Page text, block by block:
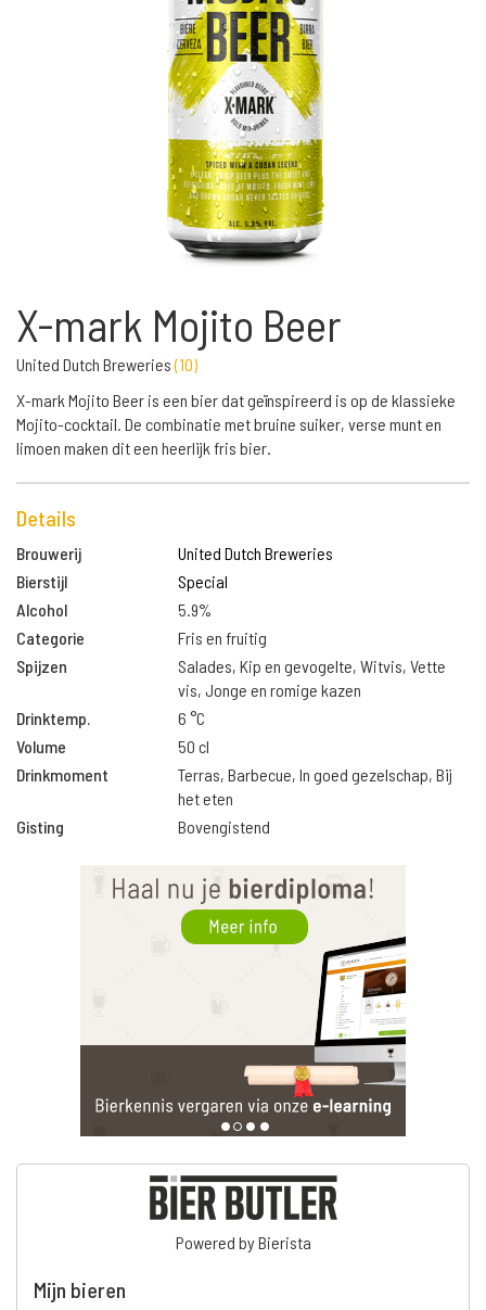
X-mark Mojito Beer
United Dutch Breweries(10)
X-mark Mojito Beer is een bier dat geïnspireerd is op de klassieke
Mojito-cocktail. De combinatie met bruine suiker, verse munt en
limoen maken dit een heerlijk fris bier.
Details
Brouwerij
United Dutch Breweries
Bierstijl
Special
Alcohol
5.9%
Categorie
Fris en fruitig
Spijzen
Salades, Kip en gevogelte, Witvis, Vette
vis, Jonge en romige kazen
Drinktemp.
6 °C
Volume
50 cl
Drinkmoment
Terras, Barbecue, In goed gezelschap, Bij
het eten
Gisting
Bovengistend
Powered by Bierista
Mijn bieren